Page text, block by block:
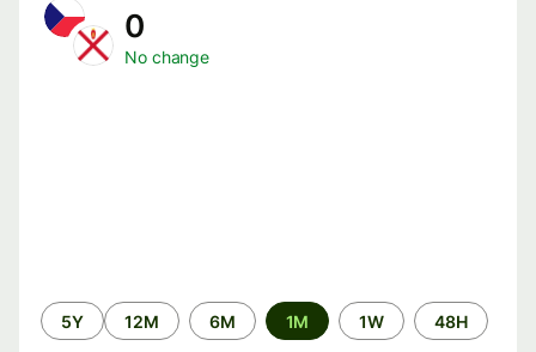
No change
الفترة
الزمنية
48H
1W
1M
6M
12M
5Y